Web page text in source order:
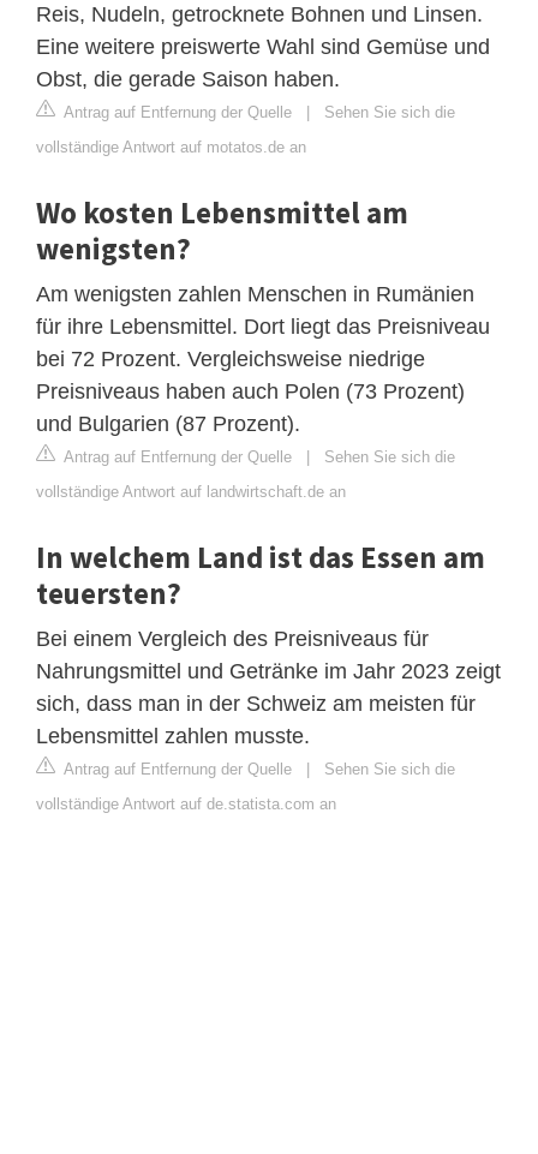
Reis, Nudeln, getrocknete Bohnen und Linsen.
Eine weitere preiswerte Wahl sind Gemüse und
Obst, die gerade Saison haben.
Antrag auf Entfernung der Quelle | Sehen Sie sich die
vollständige Antwort auf motatos.de an
Wo kosten Lebensmittel am
wenigsten?
Am wenigsten zahlen Menschen in Rumänien
für ihre Lebensmittel. Dort liegt das Preisniveau
bei 72 Prozent. Vergleichsweise niedrige
Preisniveaus haben auch Polen (73 Prozent)
und Bulgarien (87 Prozent).
Antrag auf Entfernung der Quelle | Sehen Sie sich die
vollständige Antwort auf landwirtschaft.de an
In welchem Land ist das Essen am
teuersten?
Bei einem Vergleich des Preisniveaus für
Nahrungsmittel und Getränke im Jahr 2023 zeigt
sich, dass man in der Schweiz am meisten für
Lebensmittel zahlen musste.
Antrag auf Entfernung der Quelle | Sehen Sie sich die
vollständige Antwort auf de.statista.com an